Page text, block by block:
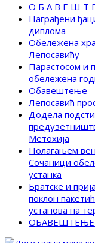
О Б А В Е Ш Т
Награђени
диплома
Обележена
Лепосавићу
Парастосом и
обележена
Обавештење
Лепосавић
Додела
Метохија
Полагањем
Сочаници
устанка
Братске и
поклон
установа на
ОБАВЕШТЕЊЕ